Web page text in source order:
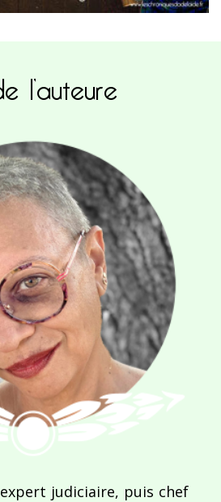
l’auteure
judiciaire, puis chef